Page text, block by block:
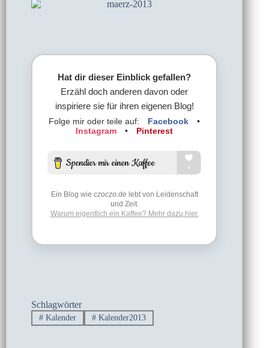
Hat dir dieser Einblick gefallen?
Erzähl doch anderen davon oder
inspiriere sie für ihren eigenen Blog!
Folge mir oder teile auf: Facebook
•
Instagram
• Pinterest
Ein Blog wie czoczo.delebt von Leidenschaft
und Zeit.
Warum eigentlich ein Kaffee? Mehr dazu hier.
Schlagwörter
#Kalender #Kalender2013